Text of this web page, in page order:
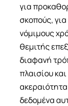
για
σκοπούς,
νόμιμους
θεμιτής
διαφανή
πλαισίου
δεδομένα